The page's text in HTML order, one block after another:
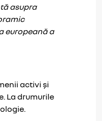
asupra
europeană a
activi și
La drumurile